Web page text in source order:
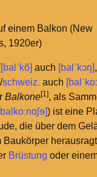
einem Balkon (New
1920er)
[balˈkõ] auch [balˈkɔŋ]
/schweiz. auch
Balkone[1], als
) ist eine
die über dem
Baukörper
Brüstung oder